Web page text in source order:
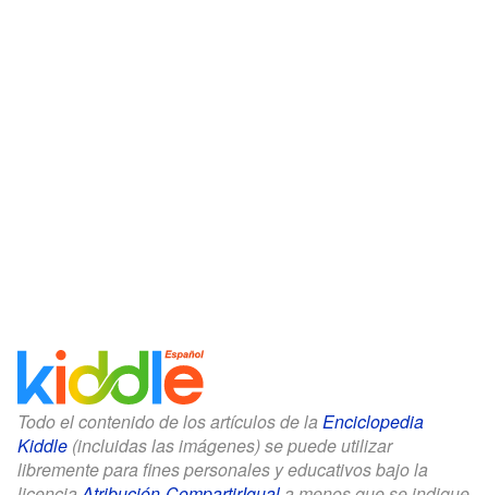
Todo el contenido de los artículos de la Enciclopedia
Kiddle (incluidas las imágenes) se puede utilizar
libremente para fines personales y educativos bajo la